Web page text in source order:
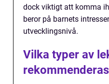
dock viktigt att komma
beror på barnets
utvecklingsnivå.
Vilka typer av